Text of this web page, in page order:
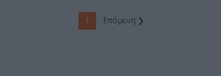
1 Επόμενη ❯